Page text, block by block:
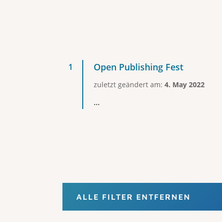
Open Publishing Fest
zuletzt geändert am: 4. May 2022
...
ALLE FILTER ENTFERNEN